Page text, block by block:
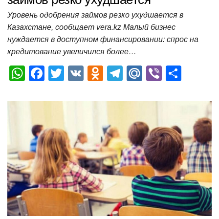
Уровень одобрения займов резко ухудшается в
Казахстане, сообщает vera.kz Малый бизнес
нуждается в доступном финансировании: спрос на
кредитование увеличился более…
W
at
s
A
p
p
F
c
b
o
o
k
T
tt
V
O
n
o
kl
a
ss
ni
ki
T
e
gr
a
m
M
.R
u
Vi
er п
а
в
и
т
ь